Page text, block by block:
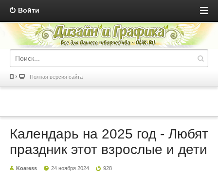
Войти
Полная версия сайта
Календарь на 2025 год - Любят
праздник этот взрослые и дети
Koaress 24 ноября 2024 928